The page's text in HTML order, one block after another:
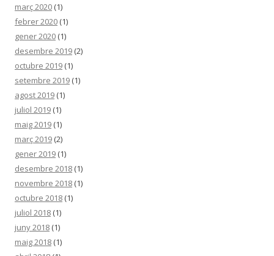
març 2020 (1)
febrer 2020 (1)
gener 2020 (1)
desembre 2019 (2)
octubre 2019 (1)
setembre 2019 (1)
agost 2019 (1)
juliol 2019 (1)
maig 2019 (1)
març 2019 (2)
gener 2019 (1)
desembre 2018 (1)
novembre 2018 (1)
octubre 2018 (1)
juliol 2018 (1)
juny 2018 (1)
maig 2018 (1)